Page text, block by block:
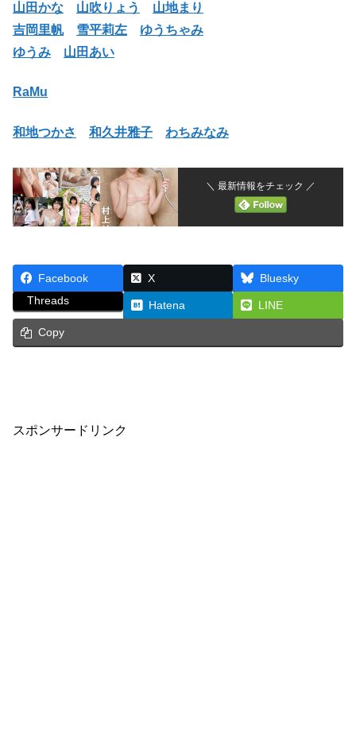
山田かな
山吹りょう
山地まり
吉岡里帆
雪平莉左
ゆうちゃみ
ゆうみ
山田あい
RaMu
和地つかさ 和久井雅子 わちみなみ
＼ 最新情報をチェック ／
Facebook X
Bluesky
Threads
Hatena LINE
Copy
スポンサードリンク